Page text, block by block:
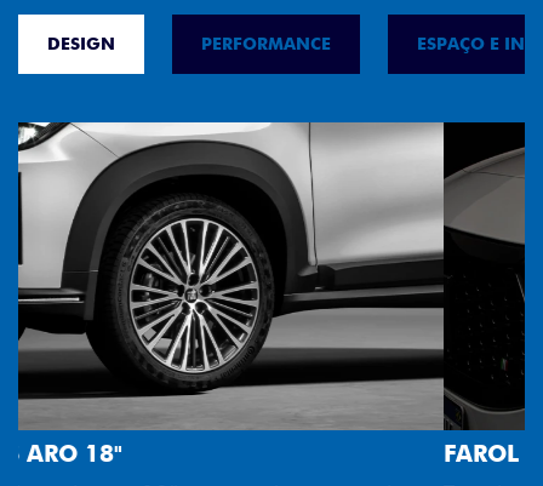
DESIGN PERFORMANCE ESPAÇO E
FAROL FULL LED